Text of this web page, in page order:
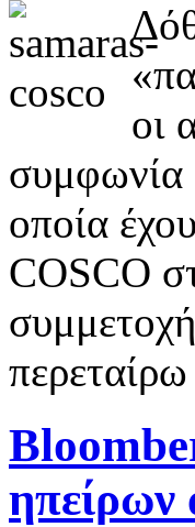
οι
οποία
COSCO
ηπείρων